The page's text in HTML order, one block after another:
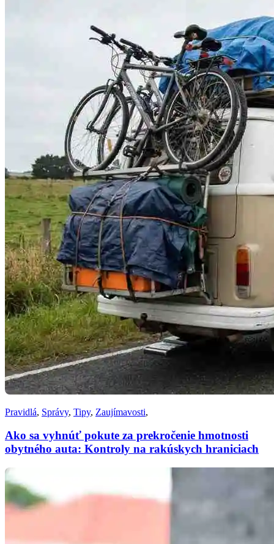
Pravidlá, Správy, Tipy, Zaujímavosti,
Ako sa vyhnúť pokute za prekročenie hmotnosti
obytného auta: Kontroly na rakúskych hraniciach